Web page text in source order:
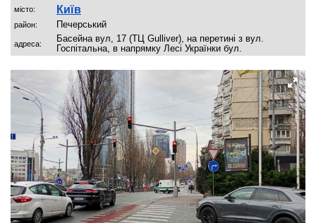
місто: Київ
район: Печерський
адреса:
Басейна вул, 17 (ТЦ Gulliver), на перетині з вул.
Госпітальна, в напрямку Лесі Українки бул.